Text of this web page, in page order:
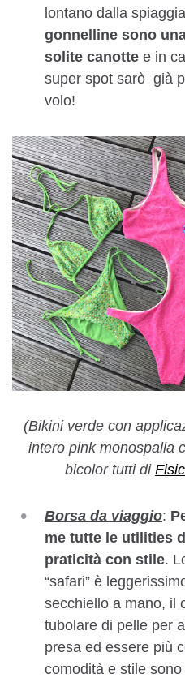
lontano dalla
gonnelline sono
solite canotte e in
super spot sarò già
volo!
(Bikini verde con
intero pink monospalla
bicolor tutti di
Borsa da viaggio:
me tutte le utilities
praticità con stile.
“safari” è
secchiello a mano, il
tubolare di pelle per
presa ed essere più
comodità e stile